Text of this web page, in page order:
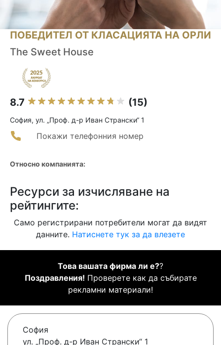
ПОБЕДИТЕЛ ОТ КЛАСАЦИЯТА НА ОРЛИ
The Sweet House
8.7 (15)
София, ул. „Проф. д-р Иван Странски“ 1
Покажи телефонния номер
Относно компанията:
Ресурси за изчисляване на
рейтингите:
Само регистрирани потребители могат да видят
данните. Натиснете тук за да влезете
Това вашата фирма ли е??
Поздравления! Проверете как да събирате
рекламни материали!
София
ул. „Проф. д-р Иван Странски“ 1